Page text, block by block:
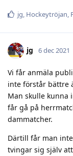
jg, Hockeytröjan,
jg 6 dec 2021
Vi får anmäla
inte förstår bättre
Man skulle kunna
får gå på
dammatcher.
Därtill får man
tvingar sig själv